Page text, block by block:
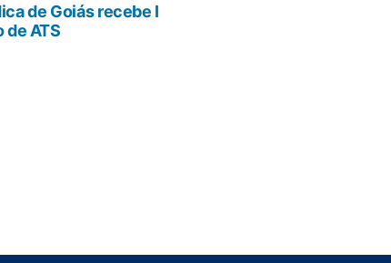
de Goiás recebe I
de ATS